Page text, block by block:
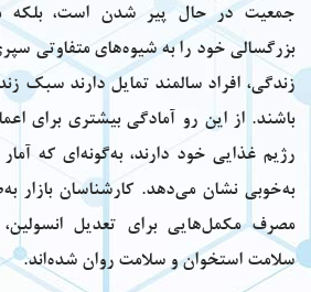
جمعیت در حال پیر شدن است، بلکه
بزرگسالی خود را به شیوه‌های متفاوتی
زندگی، افراد سالمند تمایل دارند سبک
باشند. از این رو آمادگی بیشتری برای
رژیم غذایی خود دارند، به‌گونه‌ای که
به‌خوبی نشان می‌دهد. کارشناسان بازار
مصرف مکمل‌هایی برای تعدیل
سلامت استخوان و سلامت روان شده‌اند.